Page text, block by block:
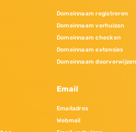
Domeinnaam registreren
Domeinnaam verhuizen
Domeinnaam checken
Domeinnaam extensies
Domeinnaam doorverwijzen
Email
Emailadres
Webmail